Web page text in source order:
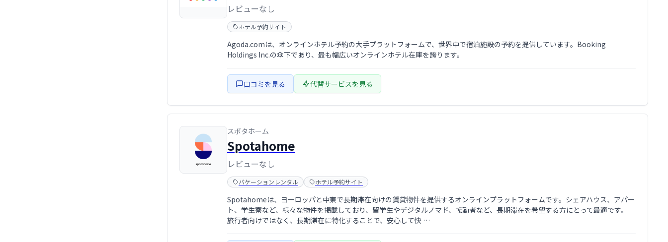
レビューなし
ホテル予約サイト
Agoda.comは、オンラインホテル予約の大手プラットフォームで、世界中で宿泊施設の予約を提供しています。Booking
Holdings Inc.の傘下であり、最も幅広いオンラインホテル在庫を誇ります。
口コミを見る 代替サービスを見る
スポタホーム
Spotahome
レビューなし
バケーションレンタル ホテル予約サイト
Spotahomeは、ヨーロッパと中東で長期滞在向けの賃貸物件を提供するオンラインプラットフォームです。シェアハウス、アパー
ト、学生寮など、様々な物件を掲載しており、留学生やデジタルノマド、転勤者など、長期滞在を希望する方にとって最適です。
旅行者向けではなく、長期滞在に特化することで、安心して快 …